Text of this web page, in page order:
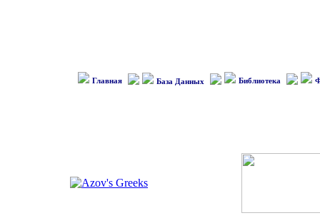
Главная База Данных Библиотека